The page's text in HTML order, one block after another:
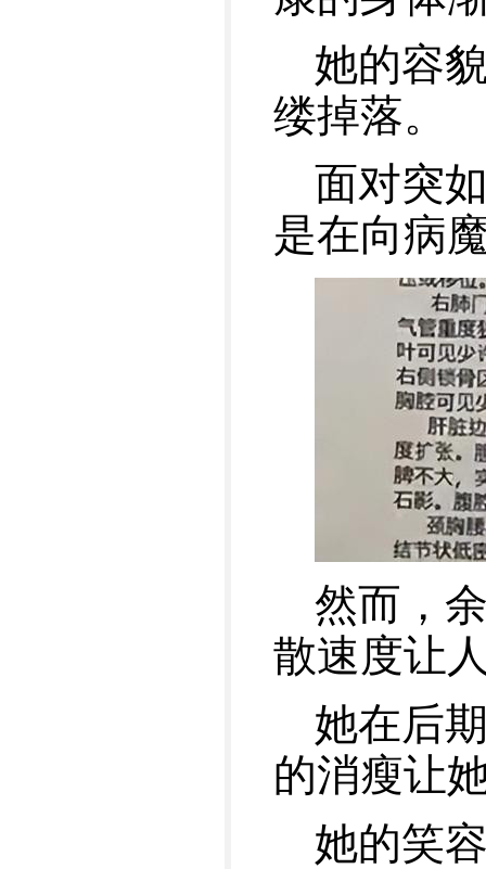
她的容
缕掉落。
面对突
是在向病
然而，
散速度让
她在后
的消瘦让
她的笑